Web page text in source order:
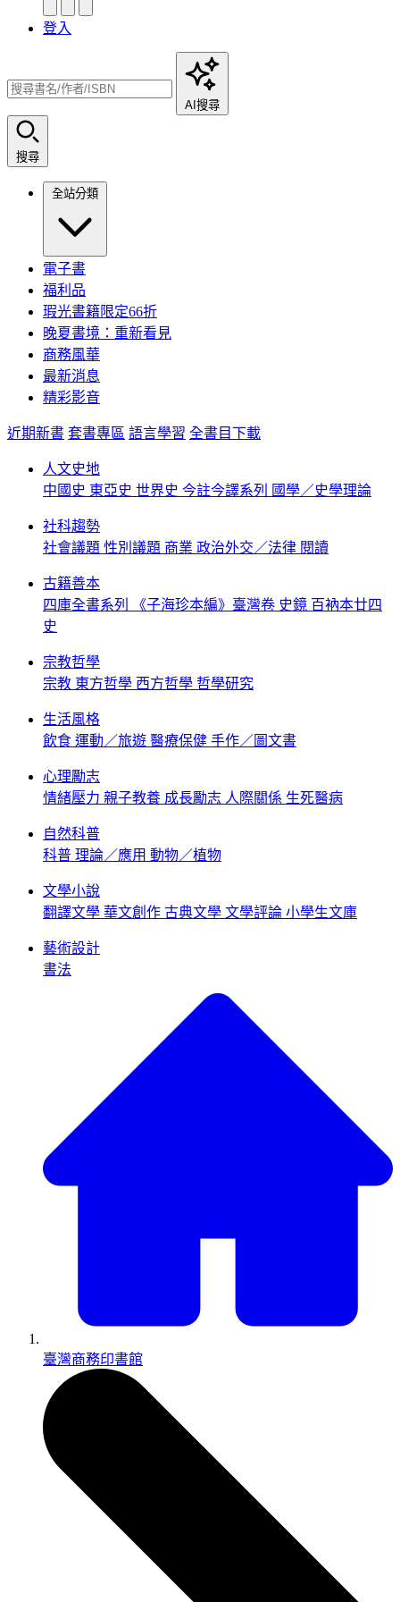
登入
AI搜尋
搜尋
全站分類
電子書
福利品
瑕光書籍限定66折
晚夏書境：重新看見
商務風華
最新消息
精彩影音
近期新書 套書專區 語言學習 全書目下載
人文史地
中國史 東亞史 世界史 今註今譯系列 國學／史學理論
社科趨勢
社會議題 性別議題 商業 政治外交／法律 閱讀
古籍善本
四庫全書系列
《子海珍本編》臺灣卷 史鏡 百衲本廿四
史
宗教哲學
宗教 東方哲學 西方哲學 哲學研究
生活風格
飲食 運動／旅遊 醫療保健 手作／圖文書
心理勵志
情緒壓力 親子教養 成長勵志 人際關係 生死醫病
自然科普
科普 理論／應用 動物／植物
文學小說
翻譯文學 華文創作 古典文學 文學評論 小學生文庫
藝術設計
書法
臺灣商務印書館